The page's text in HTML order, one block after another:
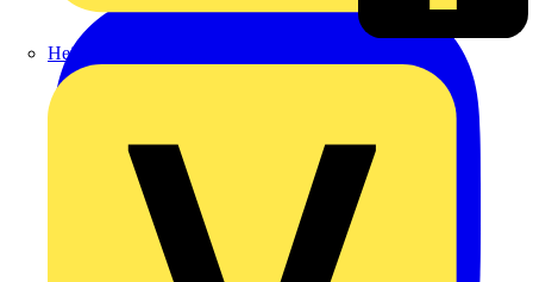
Heinrich Häusler GmbH